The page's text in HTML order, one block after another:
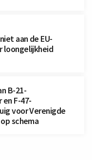
aan de EU-
loongelijkheid
B-21-
F-47-
voor Verenigde
schema